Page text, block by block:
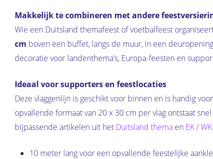
Makkelijk te combineren met andere
Wie een Duitsland themafeest of voetbalfeest
cm boven een buffet, langs de muur, in een
decoratie voor landenthema’s, Europa-feesten en
Ideaal voor supporters en feestlocaties
Deze vlaggenlijn is geschikt voor binnen en is handig
opvallende formaat van 20 x 30 cm per vlag ontstaat
bijpassende artikelen uit het Duitsland thema en EK /
10 meter lang voor een opvallende feestelijke